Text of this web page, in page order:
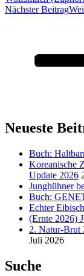
Nächster Beitrag
Neueste
Buch:
Koreanische
Update 2026
Junghühner
Buch:
Echter
(Ernte 2026)
2. Natur-Brut
Juli 2026
Suche